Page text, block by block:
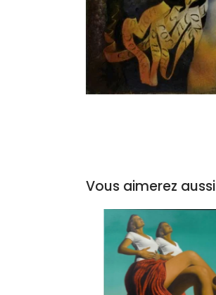
Vous aimerez aussi